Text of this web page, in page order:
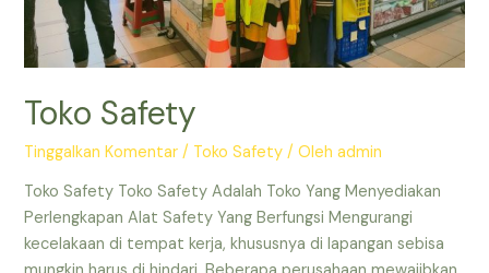
Toko Safety
Tinggalkan Komentar / Toko Safety / Olehadmin
Toko Safety Toko Safety Adalah Toko Yang Menyediakan
Perlengkapan Alat Safety Yang Berfungsi Mengurangi
kecelakaan di tempat kerja, khususnya di lapangan sebisa